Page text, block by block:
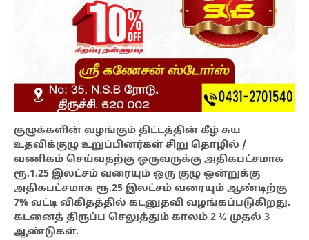
குழுக்களின் வழங்கும் திட்டத்தின் கீழ் சுய
உதவிக்குழு உறுப்பினர்கள் சிறு தொழில் /
வணிகம் செய்வதற்கு ஒருவருக்கு அதிகபட்சமாக
ரூ.1.25 இலட்சம் வரையும் ஒரு குழு ஒன்றுக்கு
அதிகபட்சமாக ரூ.25 இலட்சம் வரையும் ஆண்டிற்கு
7% வட்டி விகிதத்தில் கடனுதவி வழங்கப்படுகிறது.
கடனைத் திருப்ப செலுத்தும் காலம் 2 ½ முதல் 3
ஆண்டுகள்.